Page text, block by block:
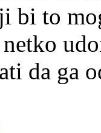
bi to
da ga